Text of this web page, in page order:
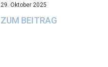
29. Oktober 2025
ZUM BEITRAG